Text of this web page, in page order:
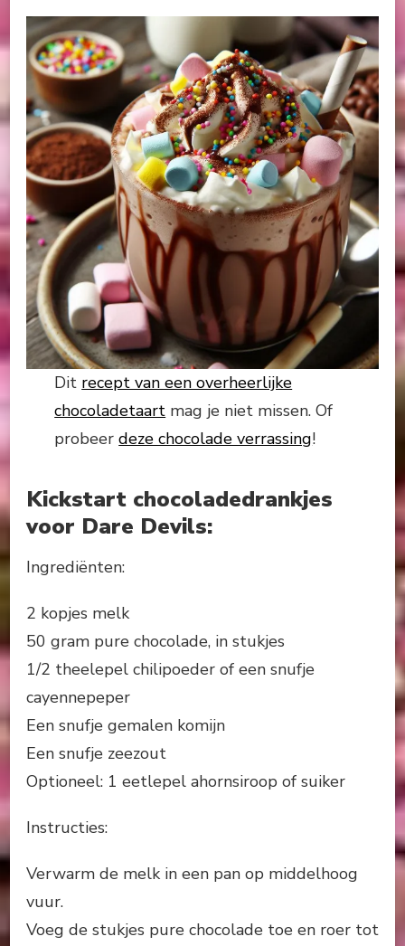
Dit recept van een overheerlijke
chocoladetaart mag je niet missen. Of
probeerdeze chocolade verrassing!
Kickstart chocoladedrankjes
voor Dare Devils:
Ingrediënten:
2 kopjes melk
50 gram pure chocolade, in stukjes
1/2 theelepel chilipoeder of een snufje
cayennepeper
Een snufje gemalen komijn
Een snufje zeezout
Optioneel: 1 eetlepel ahornsiroop of suiker
Instructies:
Verwarm de melk in een pan op middelhoog
vuur.
Voeg de stukjes pure chocolade toe en roer tot